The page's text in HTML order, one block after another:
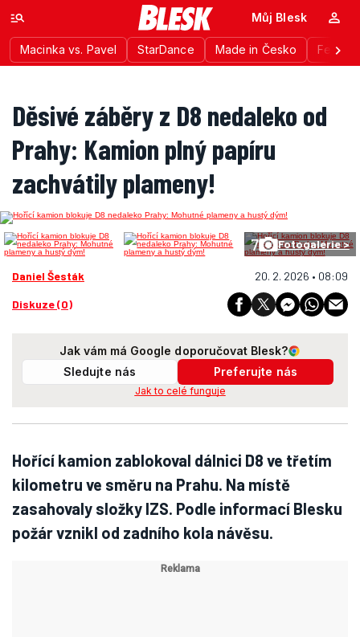
Macinka vs. Pavel StarDance Made in Česko
Můj Blesk
Děsivé záběry z D8 nedaleko od
Prahy: Kamion plný papíru
zachvátily plameny!
7 Fotogalerie >
Daniel Šesták 20. 2. 2026 • 08:09
Diskuze (0)
Jak vám má Google doporučovat Blesk?
Sledujte nás
Preferujte nás
Jak to celé funguje
Hořící kamion zablokoval dálnici D8 ve třetím
kilometru ve směru na Prahu. Na místě
zasahovaly složky IZS. Podle informací Blesku
požár vznikl od zadního kola návěsu.